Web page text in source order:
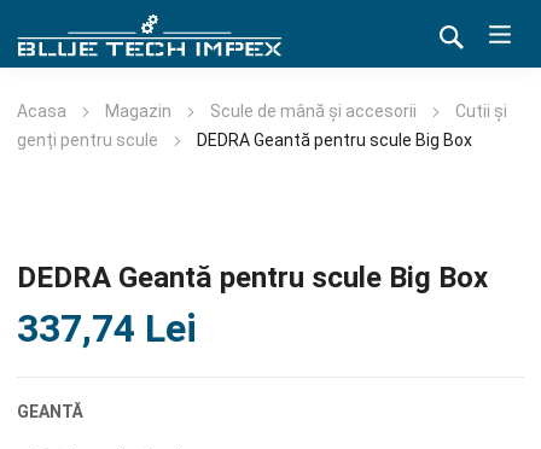
Acasa Magazin Scule de mână și accesorii
Cutii și
genți pentru scule
DEDRA Geantă pentru scule Big Box
DEDRA Geantă pentru scule Big Box
337,74 Lei
GEANTĂ